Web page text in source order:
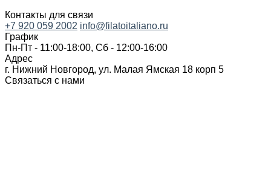
Контакты для связи
+7 920 059 2002 info@filatoitaliano.ru
График
Пн-Пт - 11:00-18:00, Сб - 12:00-16:00
Адрес
г. Нижний Новгород, ул. Малая Ямская 18 корп 5
Связаться с нами